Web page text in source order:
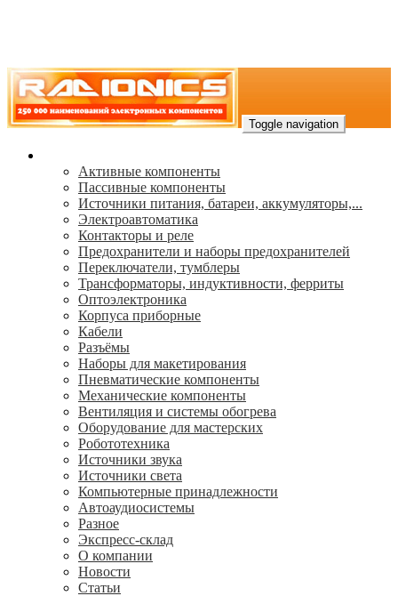
Toggle navigation
Активные компоненты
Пассивные компоненты
Источники питания, батареи, аккумуляторы,...
Электроавтоматика
Контакторы и реле
Предохранители и наборы предохранителей
Переключатели, тумблеры
Трансформаторы, индуктивности, ферриты
Oптоэлектроника
Корпуса приборные
Кабели
Разъёмы
Наборы для макетирования
Пневматические компоненты
Механические компоненты
Вентиляция и системы обогрева
Оборудование для мастерских
Робототехника
Источники звука
Источники света
Компьютерные принадлежности
Автоаудиосистемы
Разное
Экспресс-склад
О компании
Новости
Статьи